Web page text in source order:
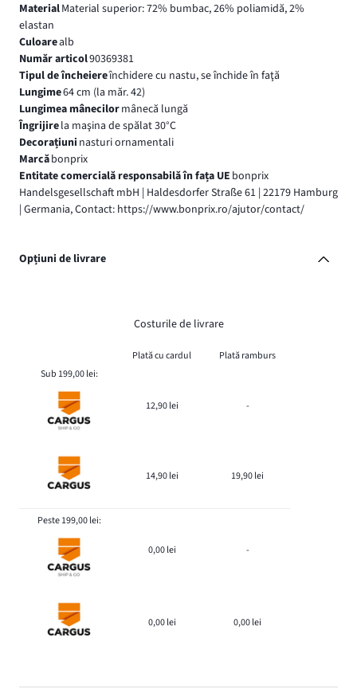
MaterialMaterial superior: 72% bumbac, 26% poliamidă, 2%
elastan
Culoarealb
Număr articol90369381
Tipul de încheiereînchidere cu nastu, se închide în faţă
Lungime64 cm (la măr. 42)
Lungimea mânecilormânecă lungă
Îngrijirela maşina de spălat 30°C
Decorațiuni nasturi ornamentali
Marcăbonprix
Entitate comercială responsabilă în fața UE bonprix
Handelsgesellschaft mbH | Haldesdorfer Straße 61 | 22179 Hamburg
| Germania, Contact: https://www.bonprix.ro/ajutor/contact/
Opțiuni de livrare
Costurile de livrare
Plată cu cardul
Plată ramburs
Sub 199,00 lei:
12,90 lei -
14,90 lei 19,90 lei
Peste 199,00 lei:
0,00 lei -
0,00 lei 0,00 lei